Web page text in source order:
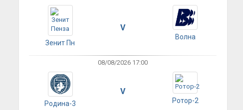
Зенит Пн
V
Волна
08/08/2026 17:00
Родина-3
V
Ротор-2